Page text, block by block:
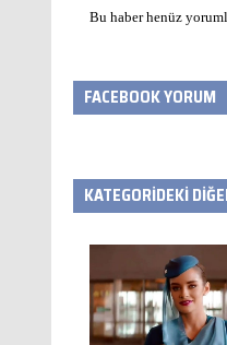
Bu haber henüz
FACEBOOK YORUM
KATEGORİDEKİ